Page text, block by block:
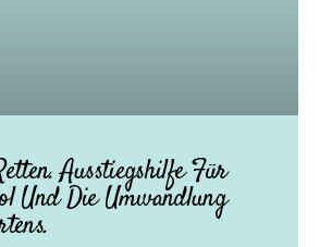
Ausstiegshilfe Für
Und Die Umwandlung